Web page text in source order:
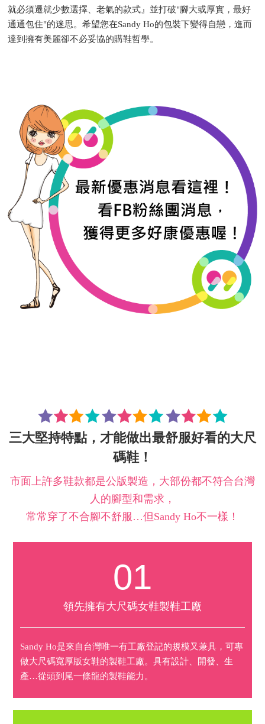
就必須遷就少數選擇、老氣的款式』並打破"腳大或厚實，最好
通通包住"的迷思。希望您在Sandy Ho的包裝下變得自戀，進而
達到擁有美麗卻不必妥協的購鞋哲學。
三大堅持特點，才能做出最舒服好看的大尺
碼鞋！
市面上許多鞋款都是公版製造，大部份都不符合台灣
人的腳型和需求，
常常穿了不合腳不舒服…但Sandy Ho不一樣！
01
領先擁有大尺碼女鞋製鞋工廠
Sandy Ho是來自台灣唯一有工廠登記的規模又兼具，可專
做大尺碼寬厚版女鞋的製鞋工廠。具有設計、開發、生
產…從頭到尾一條龍的製鞋能力。